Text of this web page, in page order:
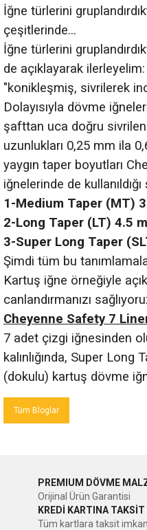
İğne türlerini
çeşitlerinde...
İğne türlerini
de açıklayarak
"konikleşmiş, sivrilerek
Dolayısıyla dövme
şafttan uca doğru sivrilen
uzunlukları 0,25 mm ila
yaygın taper boyutları
iğnelerinde de
1-Medium Taper (MT)
2-Long Taper (LT) 4.5
3-Super Long Taper
Şimdi tüm bu
Kartuş iğne örneğiyle
canlandırmanızı
Cheyenne Safety 7
7 adet çizgi iğnesinden
kalınlığında, Super Long
(dokulu) kartuş dövme
Tüm Bloglar
PREMIUM DÖVME
Orijinal Ürün Garantisi
KREDİ KARTINA TAKSİT
Tüm kartlara taksit